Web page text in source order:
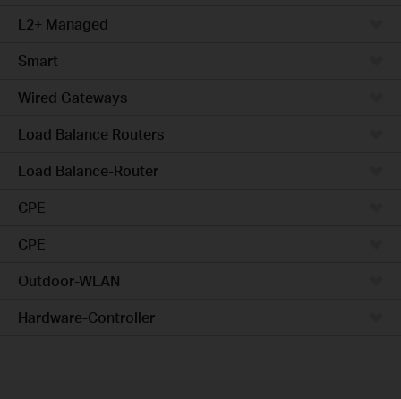
L2+ Managed
Smart
Wired Gateways
Load Balance Routers
Load Balance-Router
CPE
CPE
Outdoor-WLAN
Hardware-Controller